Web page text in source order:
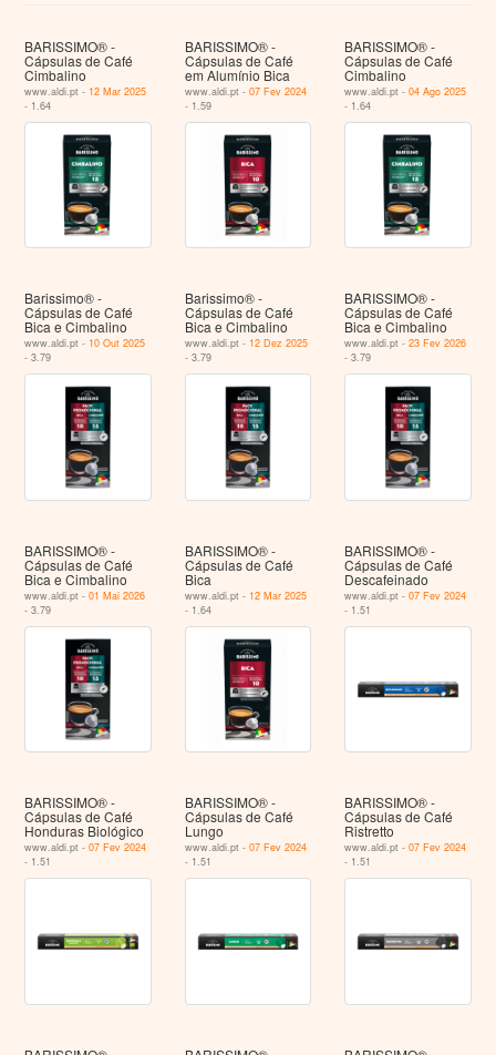
BARISSIMO® -
Cápsulas de Café
Cimbalino
www.aldi.pt - 12 Mar 2025
- 1.64
BARISSIMO® -
Cápsulas de Café
em Alumínio Bica
www.aldi.pt - 07 Fev 2024
- 1.59
BARISSIMO® -
Cápsulas de Café
Cimbalino
www.aldi.pt -04 Ago 2025
- 1.64
Barissimo® -
Cápsulas de Café
Bica e Cimbalino
www.aldi.pt - 10 Out 2025
- 3.79
Barissimo® -
Cápsulas de Café
Bica e Cimbalino
www.aldi.pt - 12 Dez 2025
- 3.79
BARISSIMO® -
Cápsulas de Café
Bica e Cimbalino
www.aldi.pt -23 Fev 2026
- 3.79
BARISSIMO® -
Cápsulas de Café
Bica e Cimbalino
www.aldi.pt -01 Mai 2026
- 3.79
BARISSIMO® -
Cápsulas de Café
Bica
www.aldi.pt - 12 Mar 2025
- 1.64
BARISSIMO® -
Cápsulas de Café
Descafeinado
www.aldi.pt -07 Fev 2024
- 1.51
BARISSIMO® -
Cápsulas de Café
Honduras Biológico
www.aldi.pt -07 Fev 2024
- 1.51
BARISSIMO® -
Cápsulas de Café
Lungo
www.aldi.pt - 07 Fev 2024
- 1.51
BARISSIMO® -
Cápsulas de Café
Ristretto
www.aldi.pt -07 Fev 2024
- 1.51